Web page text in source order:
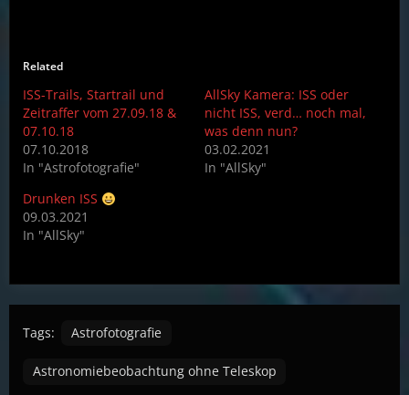
Related
ISS-Trails, Startrail und
Zeitraffer vom 27.09.18 &
07.10.18
07.10.2018
In "Astrofotografie"
AllSky Kamera: ISS oder
nicht ISS, verd… noch mal,
was denn nun?
03.02.2021
In "AllSky"
Drunken ISS
09.03.2021
In "AllSky"
Tags: Astrofotografie
Astronomiebeobachtung ohne Teleskop